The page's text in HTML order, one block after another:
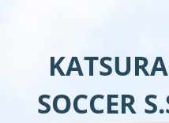
KATSURA
SOCCER